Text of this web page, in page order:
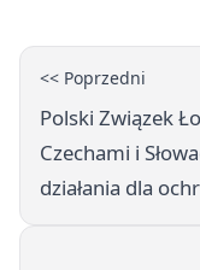
<< Poprzedni
Polski Związek
Czechami i
działania dla